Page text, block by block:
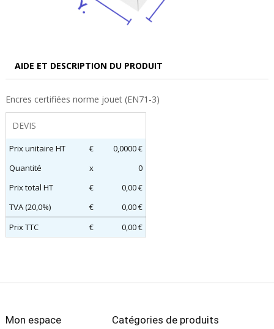
AIDE ET DESCRIPTION DU PRODUIT
Encres certifiées norme jouet (EN71-3)
DEVIS
Prix unitaire HT €
0,0000 €
Quantité
x
0
Prix total HT
€
0,00 €
TVA (20,0%)
€
0,00 €
Prix TTC
€ 0,00 €
Mon espace Catégories de produits